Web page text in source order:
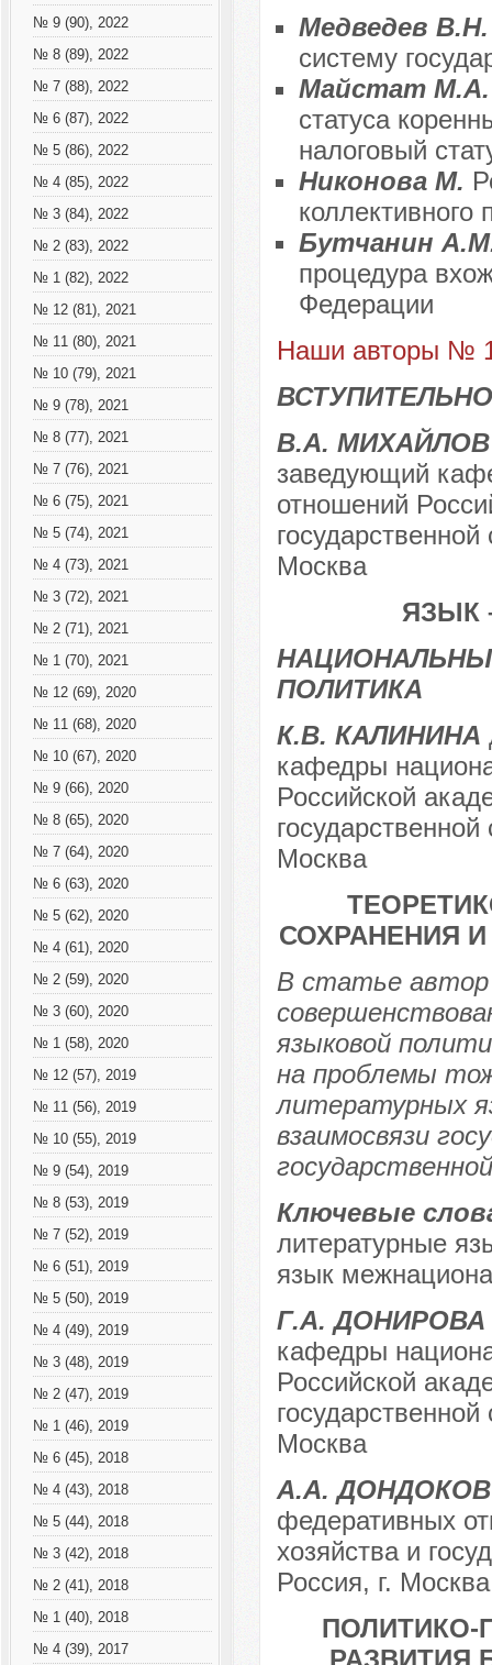
№ 9 (90), 2022
№ 8 (89), 2022
№ 7 (88), 2022
№ 6 (87), 2022
№ 5 (86), 2022
№ 4 (85), 2022
№ 3 (84), 2022
№ 2 (83), 2022
№ 1 (82), 2022
№ 12 (81), 2021
№ 11 (80), 2021
№ 10 (79), 2021
№ 9 (78), 2021
№ 8 (77), 2021
№ 7 (76), 2021
№ 6 (75), 2021
№ 5 (74), 2021
№ 4 (73), 2021
№ 3 (72), 2021
№ 2 (71), 2021
№ 1 (70), 2021
№ 12 (69), 2020
№ 11 (68), 2020
№ 10 (67), 2020
№ 9 (66), 2020
№ 8 (65), 2020
№ 7 (64), 2020
№ 6 (63), 2020
№ 5 (62), 2020
№ 4 (61), 2020
№ 2 (59), 2020
№ 3 (60), 2020
№ 1 (58), 2020
№ 12 (57), 2019
№ 11 (56), 2019
№ 10 (55), 2019
№ 9 (54), 2019
№ 8 (53), 2019
№ 7 (52), 2019
№ 6 (51), 2019
№ 5 (50), 2019
№ 4 (49), 2019
№ 3 (48), 2019
№ 2 (47), 2019
№ 1 (46), 2019
№ 6 (45), 2018
№ 4 (43), 2018
№ 5 (44), 2018
№ 3 (42), 2018
№ 2 (41), 2018
№ 1 (40), 2018
№ 4 (39), 2017
Медведев
систему
Майстат
статуса
налоговый
Никонова М.
Бутчанин
процедура
Федерации
Наши авторы №
В.А.
заведующий
отношений
Москва
ЯЗЫК
ПОЛИТИКА
К.В. КАЛИНИНА
кафедры
Российской
Москва
СОХРАНЕНИЯ
В статье автор
языковой
на проблемы
литературных
взаимосвязи
Ключевые
литературные
язык
Г.А. ДОНИРОВА
кафедры
Российской
Москва
А.А. ДОНДОКОВ
федеративных
хозяйства и
Россия, г. Москва